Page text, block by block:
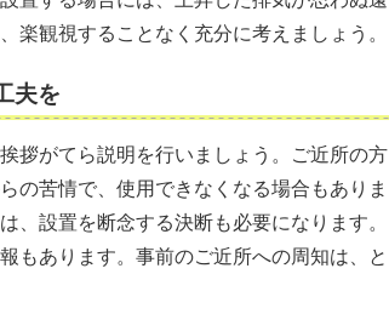
楽観視することなく充分に考えましょう。
夫を
拶がてら説明を行いましょう。ご近所の方
の苦情で、使用できなくなる場合もありま
、設置を断念する決断も必要になります。
もあります。事前のご近所への周知は、と